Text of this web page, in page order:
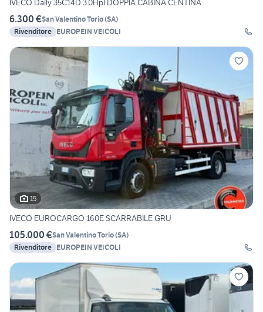
IVECO Daily 35C14D 3.0HpI DOPPIA CABINA CENTINA
6.300 €San Valentino Torio(SA)
Rivenditore EUROPEIN VEICOLI
15
IVECO EUROCARGO 160E SCARRABILE GRU
105.000 €San Valentino Torio(SA)
Rivenditore EUROPEIN VEICOLI